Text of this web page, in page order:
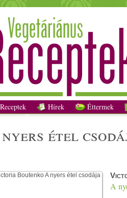
Hírek Éttermek
nyers étel
A